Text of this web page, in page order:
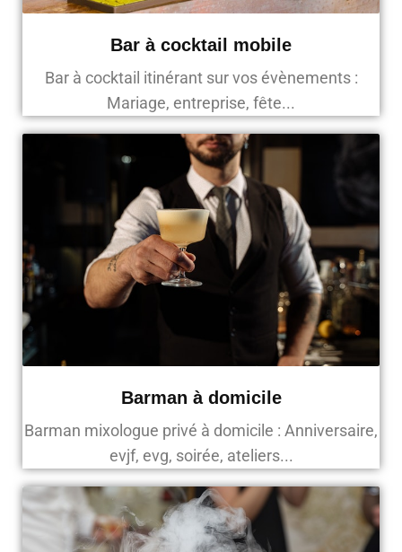
Bar à cocktail mobile
Bar à cocktail itinérant sur vos évènements :
Mariage, entreprise, fête...
Barman à domicile
Barman mixologue privé à domicile : Anniversaire,
evjf, evg, soirée, ateliers...